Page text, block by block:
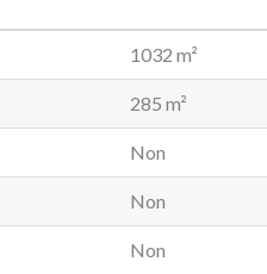
1032 m²
285 m²
Non
Non
Non